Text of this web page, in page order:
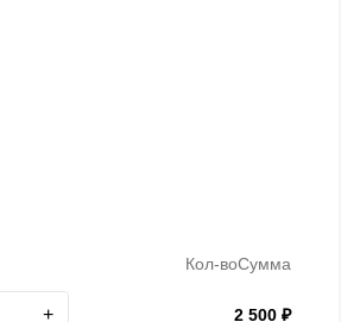
Кол-воСумма
+ 2 500 ₽